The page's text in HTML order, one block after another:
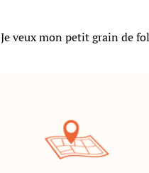
Je veux mon petit grain de